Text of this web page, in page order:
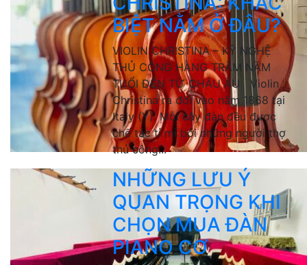
BIỆT NẰM Ở ĐÂU?
VIOLIN CHRISTINA – KỸ NGHỆ
THỦ CÔNG HÀNG TRĂM NĂM
TUỔI ĐẾN TỪ CHÂU ÂU Violin
Christina ra đời vào năm 1868 tại
Italy (Ý). Mỗi cây đàn đều được
chế tác tỉ mỉ bởi những người thợ
thủ công...
NHỮNG LƯU Ý
QUAN TRỌNG KHI
CHỌN MUA ĐÀN
PIANO CƠ